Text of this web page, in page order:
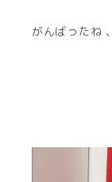
がんばったね